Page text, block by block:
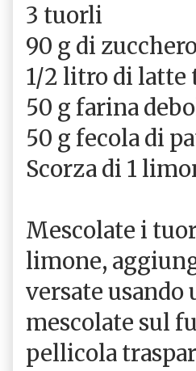
3 tuorli
90 g di
1/2 litro di latte
50 g farina
50 g fecola di
Scorza di 1
Mescolate i
limone,
versate usando
mescolate sul
pellicola